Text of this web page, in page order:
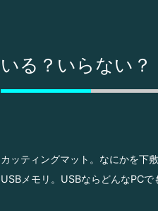
いる？いらない？
カッティングマット。なにかを下
USBメモリ。USBならどんなPCで